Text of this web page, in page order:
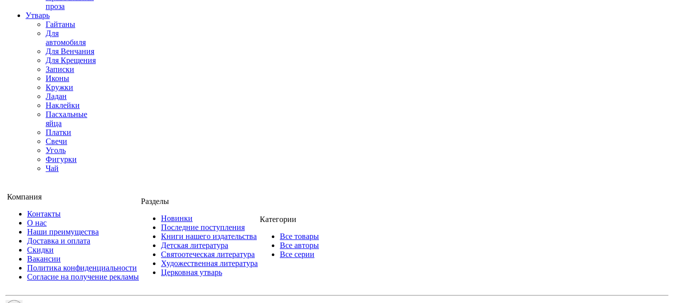
проза
Утварь
Гайтаны
Для
автомобиля
Для Венчания
Для Крещения
Записки
Иконы
Кружки
Ладан
Наклейки
Пасхальные
яйца
Платки
Свечи
Уголь
Фигурки
Чай
Компания
Контакты
О нас
Наши преимущества
Доставка и оплата
Скидки
Вакансии
Политика конфиденциальности
Согласие на получение рекламы
Разделы
Новинки
Последние поступления
Книги нашего издательства
Детская литература
Святоотеческая литература
Художественная литература
Церковная утварь
Категории
Все товары
Все авторы
Все серии